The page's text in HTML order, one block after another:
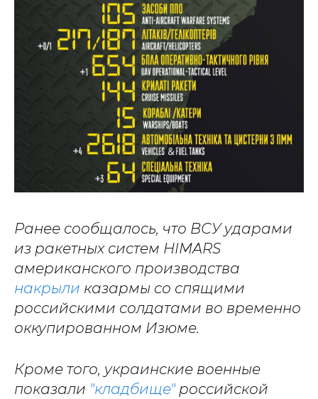
Ранее сообщалось, что ВСУ ударами
из ракетных систем HIMARS
американского производства
накрыли казармы со спящими
российскими солдатами во временно
оккупированном Изюме.
Кроме того, украинские военные
показали "кладбище"российской